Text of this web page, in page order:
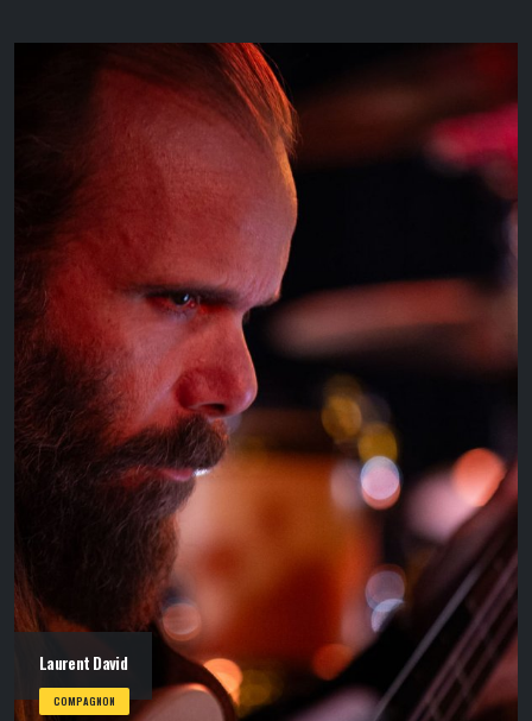
Laurent David
COMPAGNON